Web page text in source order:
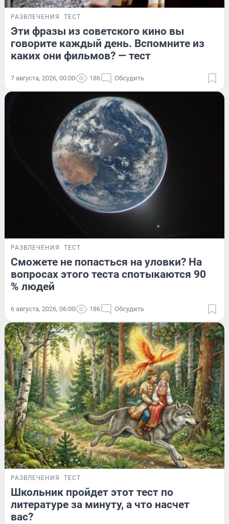
РАЗВЛЕЧЕНИЯ ТЕСТ
Эти фразы из советского кино вы
говорите каждый день. Вспомните из
каких они фильмов? — тест
7 августа, 2026, 00:00 186 Обсудить
РАЗВЛЕЧЕНИЯ ТЕСТ
Сможете не попасться на уловки? На
вопросах этого теста спотыкаются 90
% людей
6 августа, 2026, 06:00 186 Обсудить
РАЗВЛЕЧЕНИЯ ТЕСТ
Школьник пройдет этот тест по
литературе за минуту, а что насчет
вас?